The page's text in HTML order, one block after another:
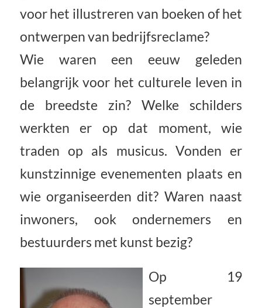
voor het illustreren van boeken of het
ontwerpen van bedrijfsreclame?
Wie waren een eeuw geleden
belangrijk voor het culturele leven in
de breedste zin? Welke schilders
werkten er op dat moment, wie
traden op als musicus. Vonden er
kunstzinnige evenementen plaats en
wie organiseerden dit? Waren naast
inwoners, ook ondernemers en
bestuurders met kunst bezig?
Op 19
september